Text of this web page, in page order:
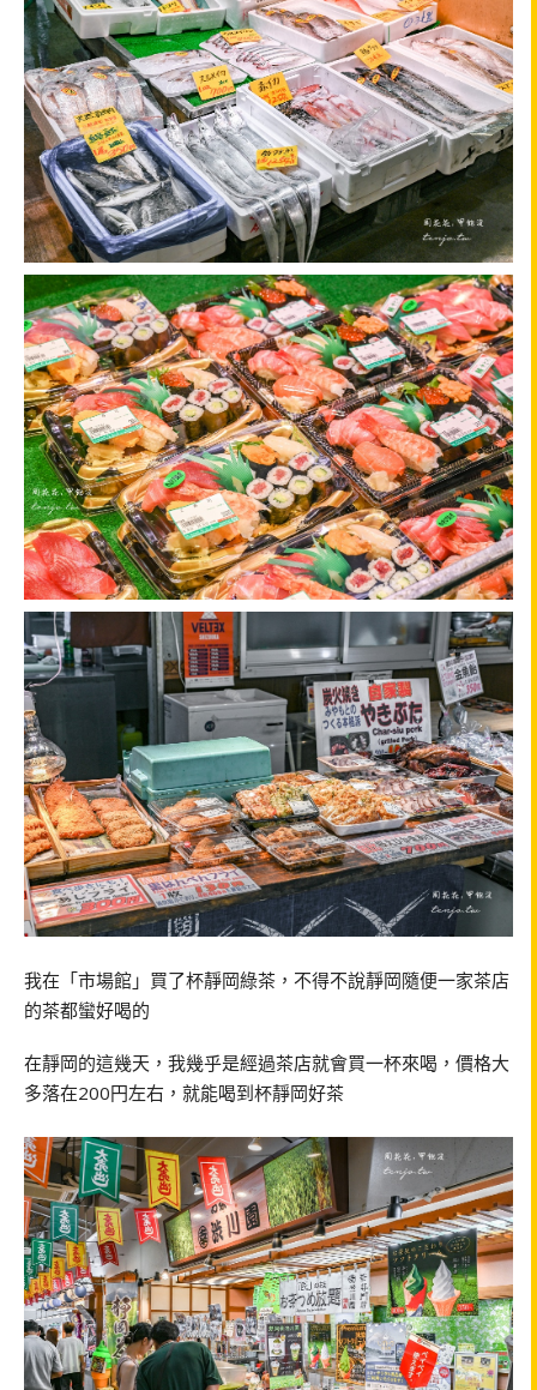
我在「市場館」買了杯靜岡綠茶，不得不說靜岡隨便一家茶店
的茶都蠻好喝的
在靜岡的這幾天，我幾乎是經過茶店就會買一杯來喝，價格大
多落在200円左右，就能喝到杯靜岡好茶